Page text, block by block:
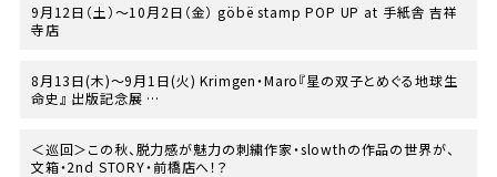
9月12日（土）〜10月2日（金） göbë stamp POP UP at 手紙舎 吉祥
寺店
8月13日(木)〜9月1日(火) Krimgen・Maro『星の双子とめぐる地球生
命史』 出版記念展
＜巡回＞この秋、脱力感が魅力の刺繍作家・slowthの作品の世界が、
文箱・2nd STORY・前橋店へ！？